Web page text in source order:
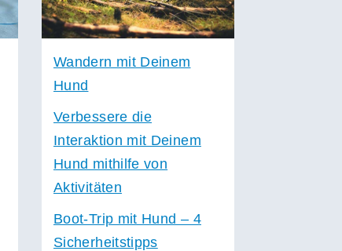
Wandern mit Deinem
Hund
Verbessere die
Interaktion mit Deinem
Hund mithilfe von
Aktivitäten
Boot-Trip mit Hund – 4
Sicherheitstipps